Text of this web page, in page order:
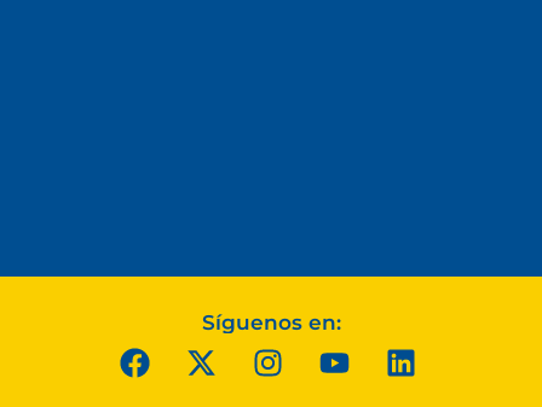
Síguenos en: